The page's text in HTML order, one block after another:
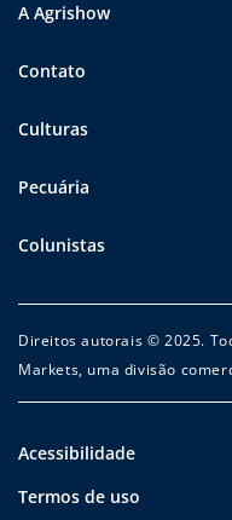
A Agrishow
Contato
Culturas
Pecuária
Colunistas
Direitos autorais © 2025.
Markets, uma divisão
Acessibilidade
Termos de uso